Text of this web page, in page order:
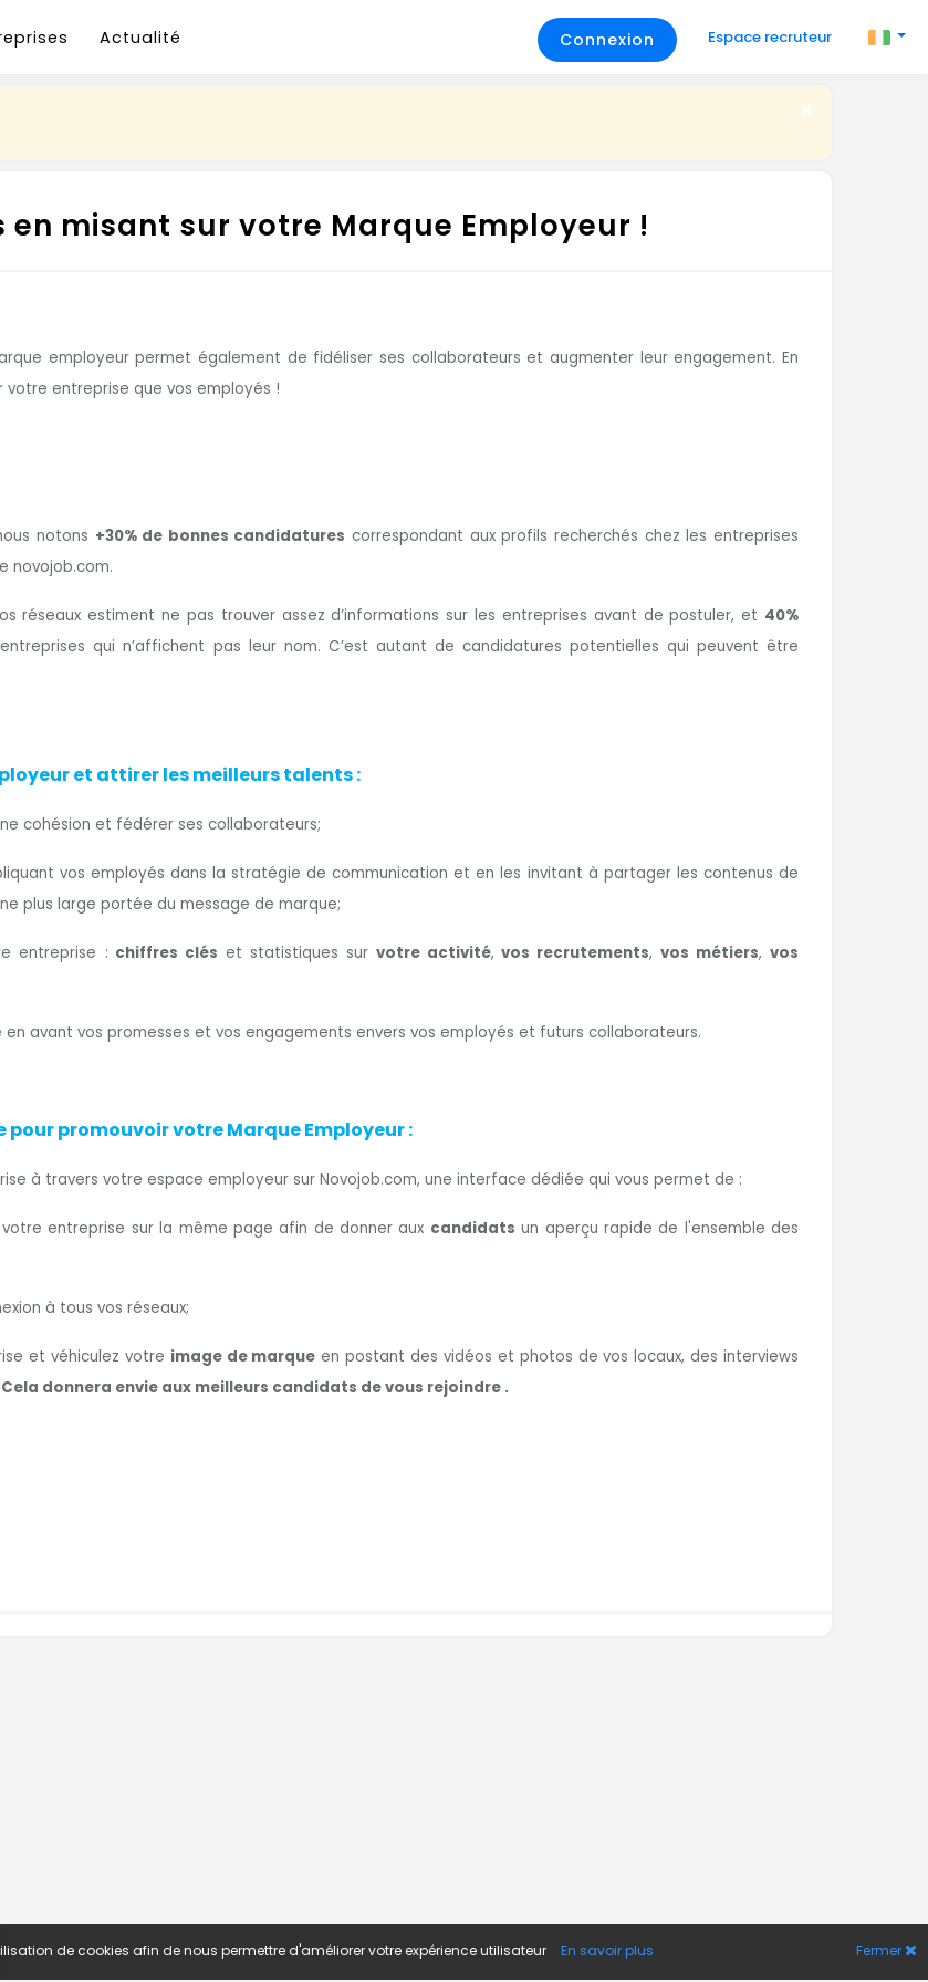
Connexion Espace recruteur
Actualité
misant sur votre Marque Employeur !
employeur permet également de fidéliser ses collaborateurs et augmenter leur engagement. En
votre entreprise que vos employés !
notons +30% de bonnes candidatures correspondant aux profils recherchés chez les entreprises
novojob.com.
réseaux estiment ne pas trouver assez d’informations sur les entreprises avant de postuler, et 40%
qui n’affichent pas leur nom. C’est autant de candidatures potentielles qui peuvent être
et attirer les meilleurs talents :
cohésion et fédérer ses collaborateurs;
vos employés dans la stratégie de communication et en les invitant à partager les contenus de
plus large portée du message de marque;
entreprise : chiffres clés et statistiques sur votre activité, vos recrutements, vos métiers,vos
avant vos promesses et vos engagements envers vos employés et futurs collaborateurs.
pour promouvoir votre Marque Employeur :
à travers votre espace employeur sur Novojob.com, une interface dédiée qui vous permet de :
entreprise sur la même page afin de donner aux candidats un aperçu rapide de l'ensemble des
à tous vos réseaux;
et véhiculez votre image de marque en postant des vidéos et photos de vos locaux, des interviews
Cela donnera envie aux meilleurs candidats de vous rejoindre .
de cookies afin de nous permettre d'améliorer votre expérience utilisateur En savoir plus Fermer